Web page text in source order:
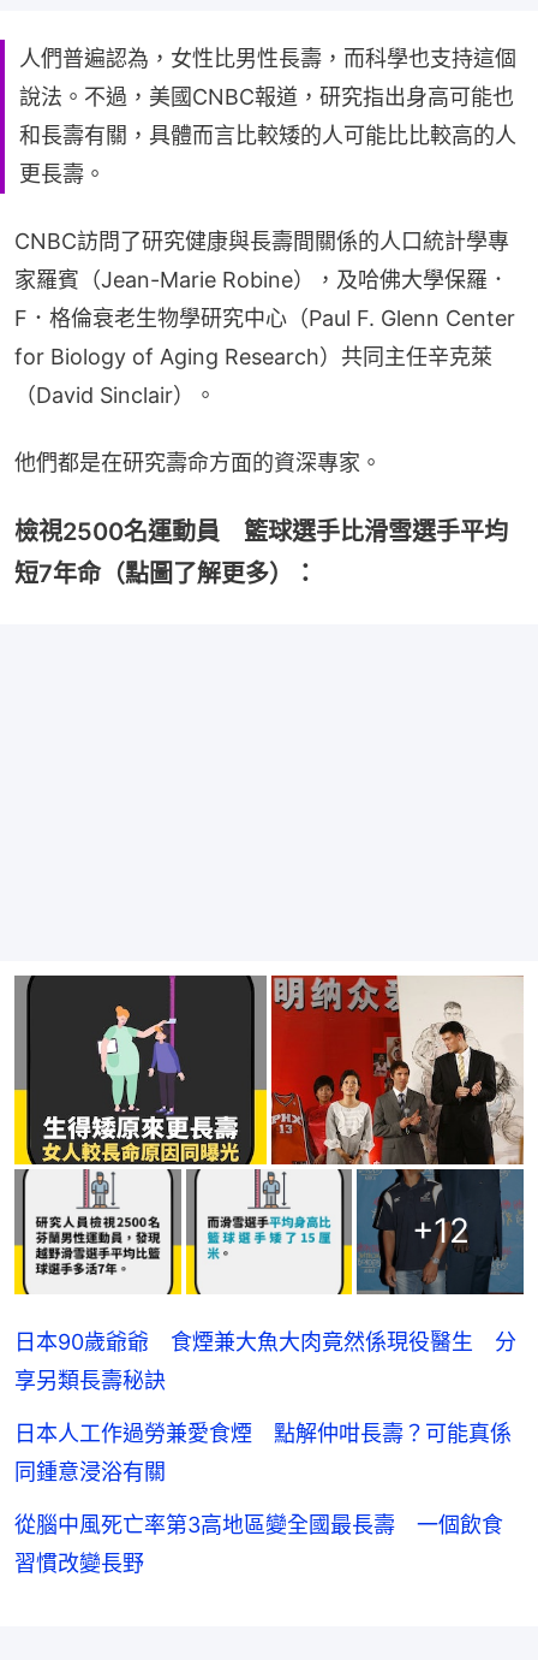
人們普遍認為，女性比男性長壽，而科學也支持這個
說法。不過，美國CNBC報道，研究指出身高可能也
和長壽有關，具體而言比較矮的人可能比比較高的人
更長壽。
CNBC訪問了研究健康與長壽間關係的人口統計學專
家羅賓（Jean-Marie Robine），及哈佛大學保羅．
F．格倫衰老生物學研究中心（Paul F. Glenn Center
for Biology of Aging Research）共同主任辛克萊
（David Sinclair）。
他們都是在研究壽命方面的資深專家。
檢視2500名運動員 籃球選手比滑雪選手平均
短7年命（點圖了解更多）：
+12
日本90歲爺爺 食煙兼大魚大肉竟然係現役醫生 分
享另類長壽秘訣
日本人工作過勞兼愛食煙 點解仲咁長壽？可能真係
同鍾意浸浴有關
從腦中風死亡率第3高地區變全國最長壽 一個飲食
習慣改變長野